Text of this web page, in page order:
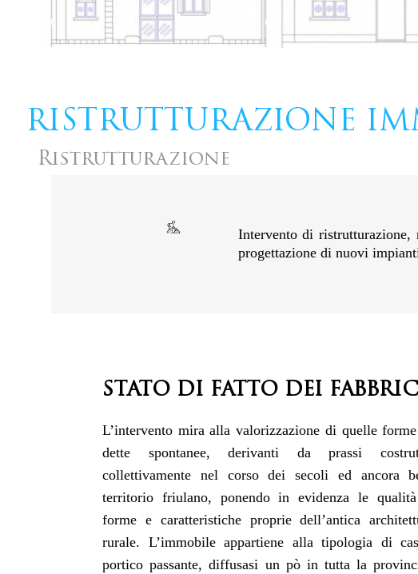
RISTRUTTURAZIONE
Ristrutturazione
Intervento di ristrutturazione,
progettazione di nuovi
STATO DI FATTO DEI
L’intervento mira alla valorizzazione di quelle
dette spontanee, derivanti da prassi
collettivamente nel corso dei secoli ed ancora
territorio friulano, ponendo in evidenza le
forme e caratteristiche proprie dell’antica
rurale. L’immobile appartiene alla tipologia di
portico passante, diffusasi un pò in tutta la